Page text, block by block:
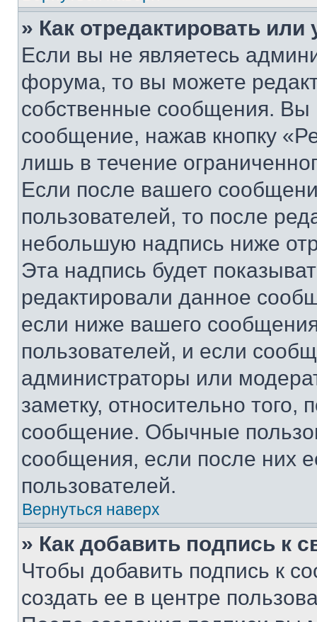
» Как отредактировать
Если вы не являетесь
форума, то вы можете
собственные сообщения. Вы
сообщение, нажав кнопку
лишь в течение
Если после вашего
пользователей, то после
небольшую надпись ниже
Эта надпись будет
редактировали данное
если ниже вашего
пользователей, и если
администраторы или
заметку, относительно
сообщение. Обычные
сообщения, если после них
пользователей.
Вернуться наверх
» Как добавить подпись к
Чтобы добавить подпись к
создать ее в центре